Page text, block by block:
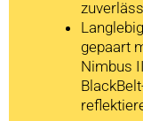
gepaart
Nimbus